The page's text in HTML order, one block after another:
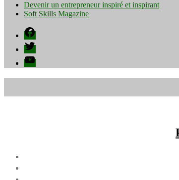
Devenir un entrepreneur inspiré et inspirant
Soft Skills Magazine
Facebook
Twitter
YouTube